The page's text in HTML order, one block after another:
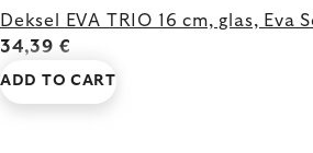
Deksel EVA TRIO 16 cm, glas, Eva
34,39 €
ADD TO CART